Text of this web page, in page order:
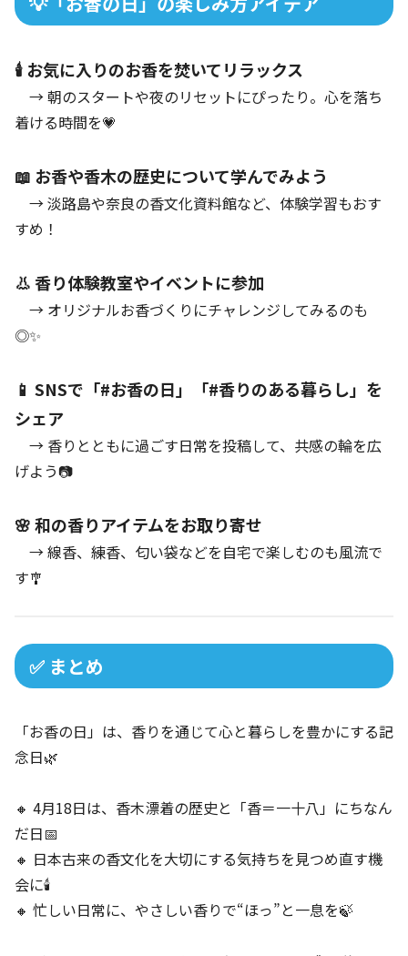
🕯 お気に入りのお香を焚いてリラックス
→ 朝のスタートや夜のリセットにぴったり。心を落ち
着ける時間を💗
📖 お香や香木の歴史について学んでみよう
→ 淡路島や奈良の香文化資料館など、体験学習もおす
すめ！
👃 香り体験教室やイベントに参加
→ オリジナルお香づくりにチャレンジしてみるのも
◎✨
📱 SNSで「#お香の日」「#香りのある暮らし」を
シェア
→ 香りとともに過ごす日常を投稿して、共感の輪を広
げよう📷
🌸 和の香りアイテムをお取り寄せ
→ 線香、練香、匂い袋などを自宅で楽しむのも風流で
す🎐
✅ まとめ
「お香の日」は、香りを通じて心と暮らしを豊かにする記
念日🌿
🔸 4月18日は、香木漂着の歴史と「香＝一十八」にちなん
だ日📅
🔸 日本古来の香文化を大切にする気持ちを見つめ直す機
会に🕯️
🔸 忙しい日常に、やさしい香りで“ほっ”と一息を🍃